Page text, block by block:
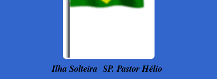
Ilha Solteira SP. Pastor Hélio